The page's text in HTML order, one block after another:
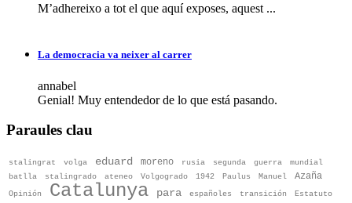
M’adhereixo a tot el que aquí exposes, aquest ...
La democracia va neixer al carrer
annabel
Genial! Muy entendedor de lo que está pasando.
Paraules clau
stalingrat volga eduard moreno rusia segunda guerra
mundial
batlla
stalingrado ateneo Volgogrado 1942 Paulus Manuel Azaña
Opinión Catalunya para españoles transición
Estatuto